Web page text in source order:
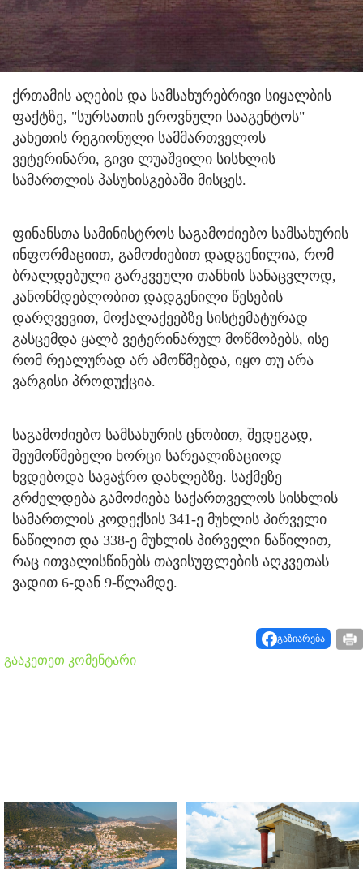
ქრთამის აღების და სამსახურებრივი სიყალბის
ფაქტზე, "სურსათის ეროვნული სააგენტოს"
კახეთის რეგიონული სამმართველოს
ვეტერინარი, გივი ლუაშვილი სისხლის
სამართლის პასუხისგებაში მისცეს.
ფინანსთა სამინისტროს საგამოძიებო სამსახურის
ინფორმაციით, გამოძიებით დადგენილია, რომ
ბრალდებული გარკვეული თანხის სანაცვლოდ,
კანონმდებლობით დადგენილი წესების
დარღვევით, მოქალაქეებზე სისტემატურად
გასცემდა ყალბ ვეტერინარულ მოწმობებს, ისე
რომ რეალურად არ ამოწმებდა, იყო თუ არა
ვარგისი პროდუქცია.
საგამოძიებო სამსახურის ცნობით, შედეგად,
შეუმოწმებელი ხორცი სარეალიზაციოდ
ხვდებოდა სავაჭრო დახლებზე. საქმეზე
გრძელდება გამოძიება საქართველოს სისხლის
სამართლის კოდექსის 341-ე მუხლის პირველი
ნაწილით და 338-ე მუხლის პირველი ნაწილით,
რაც ითვალისწინებს თავისუფლების აღკვეთას
ვადით 6-დან 9-წლამდე.
გაზიარება
გააკეთეთ კომენტარი